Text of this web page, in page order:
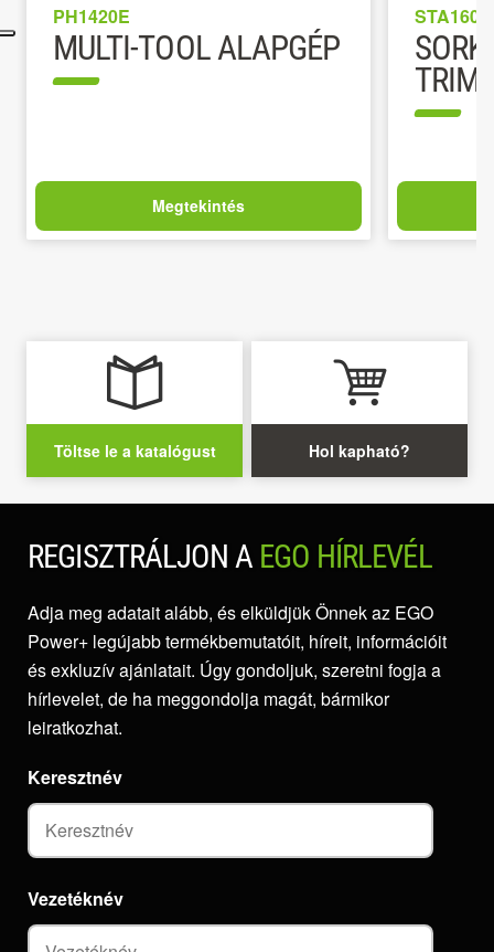
PH1420E
MULTI-TOOL ALAPGÉP
Megtekintés
STA1600
Töltse le a katalógust Hol kapható?
REGISZTRÁLJON A EGO HÍRLEVÉL
Adja meg adatait alább, és elküldjük Önnek az EGO
Power+ legújabb termékbemutatóit, híreit, információit
és exkluzív ajánlatait. Úgy gondoljuk, szeretni fogja a
hírlevelet, de ha meggondolja magát, bármikor
leiratkozhat.
Keresztnév
Vezetéknév